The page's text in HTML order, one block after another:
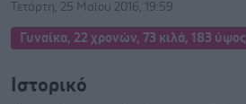
Τετάρτη, 25 Μαΐου 2016, 19:59
Γυναίκα, 22 χρονών, 73 κιλά, 183 ύψος
Ιστορικό